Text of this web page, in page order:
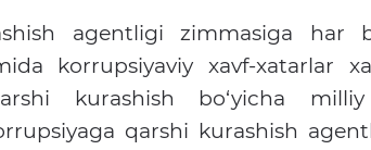
agentligi zimmasiga
korrupsiyaviy xavf-xatarlar
kurashish bo‘yicha
qarshi kurashish